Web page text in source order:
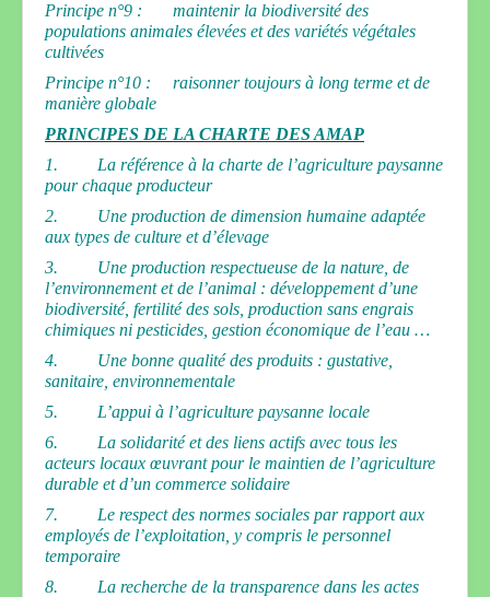
Principe n°9 : maintenir la biodiversité des
populations animales élevées et des variétés végétales
cultivées
Principe n°10 : raisonner toujours à long terme et de
manière globale
PRINCIPES DE LA CHARTE DES AMAP
1. La référence à la charte de l’agriculture paysanne
pour chaque producteur
2. Une production de dimension humaine adaptée
aux types de culture et d’élevage
3. Une production respectueuse de la nature, de
l’environnement et de l’animal : développement d’une
biodiversité, fertilité des sols, production sans engrais
chimiques ni pesticides, gestion économique de l’eau …
4. Une bonne qualité des produits : gustative,
sanitaire, environnementale
5. L’appui à l’agriculture paysanne locale
6. La solidarité et des liens actifs avec tous les
acteurs locaux œuvrant pour le maintien de l’agriculture
durable et d’un commerce solidaire
7. Le respect des normes sociales par rapport aux
employés de l’exploitation, y compris le personnel
temporaire
8. La recherche de la transparence dans les actes